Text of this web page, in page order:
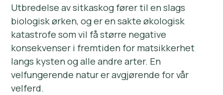
Utbredelse av sitkaskog fører til en slags
biologisk ørken, og er en sakte økologisk
katastrofe som vil få større negative
konsekvenser i fremtiden for matsikkerhet
langs kysten og alle andre arter. En
velfungerende natur er avgjørende for vår
velferd.